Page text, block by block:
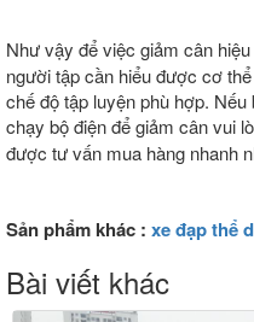
Như vậy để việc giảm cân
người tập cần hiểu được cơ
chế độ tập luyện phù hợp.
chạy bộ điện để giảm cân vui
được tư vấn mua hàng nhanh
Sản phẩm khác : xe đạp thể
Bài viết khác